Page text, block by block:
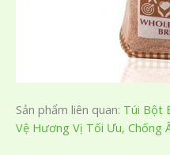
Sản phẩm liên quan: Túi Bột
Vệ Hương Vị Tối Ưu, Chống